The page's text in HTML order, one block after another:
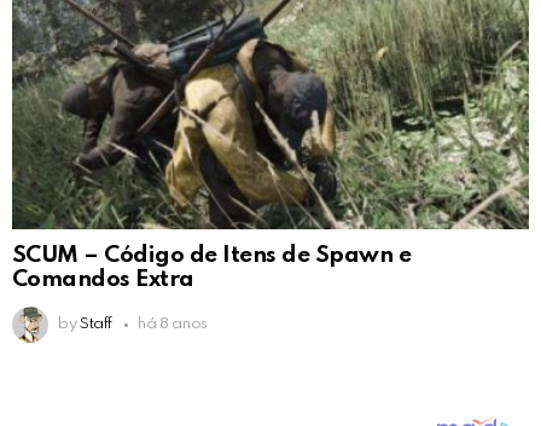
SCUM – Código de Itens de Spawn e
Comandos Extra
by Staff há 8 anos